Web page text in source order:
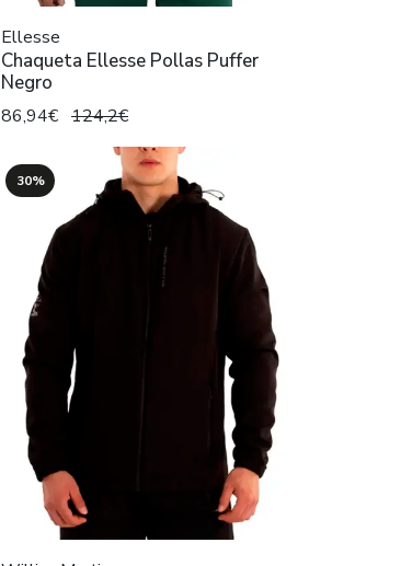
Ellesse
Chaqueta Ellesse Pollas Puffer
Negro
86,94€ 124,2€
30%